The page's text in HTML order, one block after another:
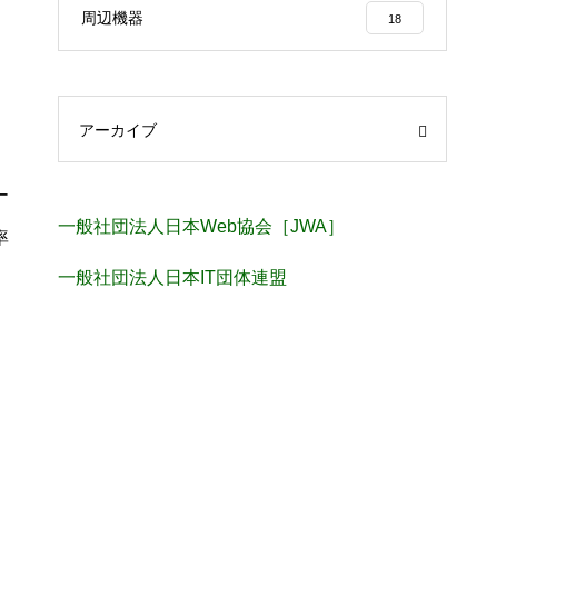
周辺機器 18
アーカイブ
一般社団法人日本Web協会［JWA］
一般社団法人日本IT団体連盟